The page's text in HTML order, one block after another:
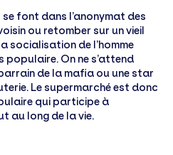
font dans l’anonymat des
ou retomber sur un vieil
socialisation de l’homme
populaire. On ne s’attend
de la mafia ou une star
Le supermarché est donc
qui participe à
au long de la vie.